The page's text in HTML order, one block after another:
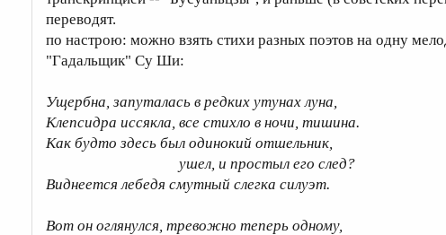
переводят.
по настрою: можно взять стихи разных поэтов на одну
"Гадальщик" Су Ши:
Ущербна, запуталась в редких утунах луна,
Клепсидра иссякла, все стихло в ночи, тишина.
Как будто здесь был одинокий отшельник,
ушел, и простыл его след?
Виднеется лебедя смутный слегка силуэт.
Вот он оглянулся, тревожно теперь одному,